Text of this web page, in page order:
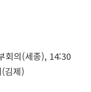
회의(세종), 14:30
김제)